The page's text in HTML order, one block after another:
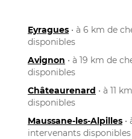
Eyragues • à 6 km de
disponibles
Avignon • à 19 km de
disponibles
Châteaurenard • à 11
disponibles
Maussane-les-Alpilles •
intervenants disponibles